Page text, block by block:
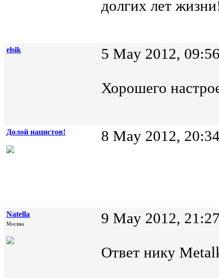
долгих лет
elsik 5 May 2012,
Хорошего
Долой нацистов! 8 May 2012,
Natella
Москва 9 May 2012,
Ответ нику